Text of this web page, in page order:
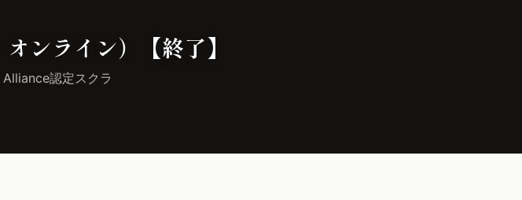
ンライン）【終了】
認定スクラ